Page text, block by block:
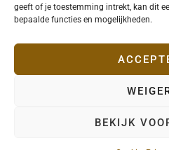
geeft of je toestemming intrekt, kan dit
bepaalde functies en mogelijkheden.
BEKIJK
Copyright © 2026